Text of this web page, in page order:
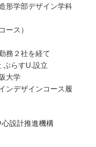
デザイン学科
）
社を経て
すU.設立
学
インコース履
設計推進機構